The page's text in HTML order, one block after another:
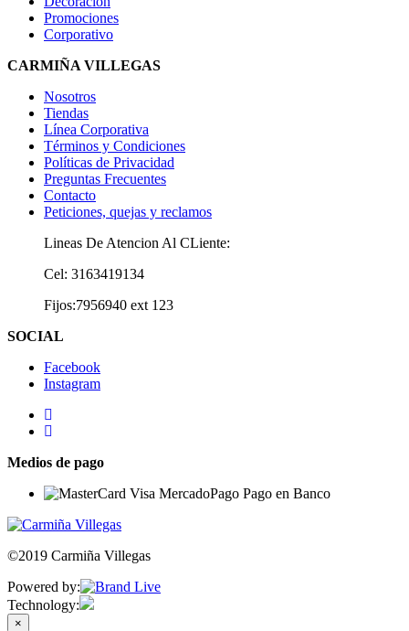
Promociones
Corporativo
CARMIÑA VILLEGAS
Nosotros
Tiendas
Línea Corporativa
Términos y Condiciones
Políticas de Privacidad
Preguntas Frecuentes
Contacto
Peticiones, quejas y reclamos
Lineas De Atencion Al CLiente:
Cel: 3163419134
Fijos:7956940 ext 123
SOCIAL
Facebook
Instagram
Medios de pago
©2019 Carmiña Villegas
Powered by:
Technology:
×